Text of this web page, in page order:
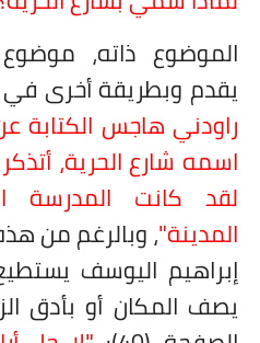
الموضوع ذاته، موضوع
يقدم وبطريقة أخرى في
راودني هاجس الكتابة
اسمه شارع الحرية،
لقد كانت المدرسة
المدينة"، وبالرغم من
إبراهيم اليوسف
يصف المكان أو بأدق